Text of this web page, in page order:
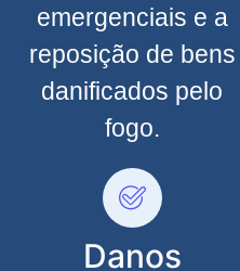
emergenciais e a
reposição de bens
danificados pelo
fogo.
Danos